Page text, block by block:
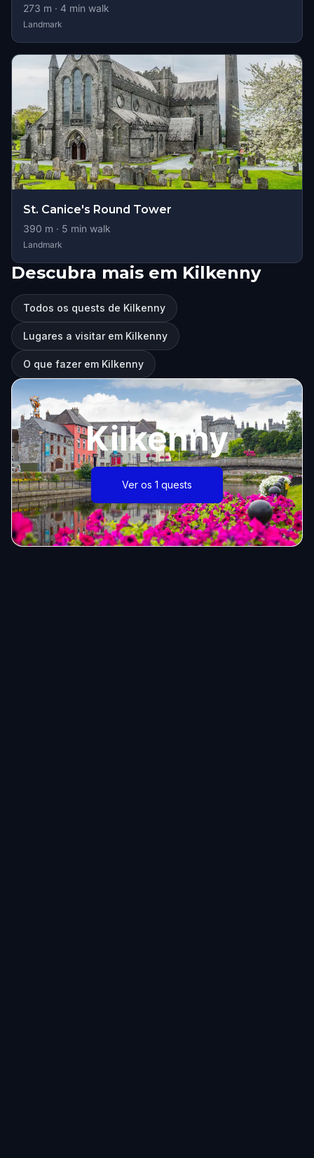
273 m · 4 min walk
Landmark
St. Canice's Round Tower
390 m · 5 min walk
Landmark
Descubra mais em Kilkenny
Todos os quests de Kilkenny
Lugares a visitar em Kilkenny
O que fazer em Kilkenny
Kilkenny
Ver os 1 quests